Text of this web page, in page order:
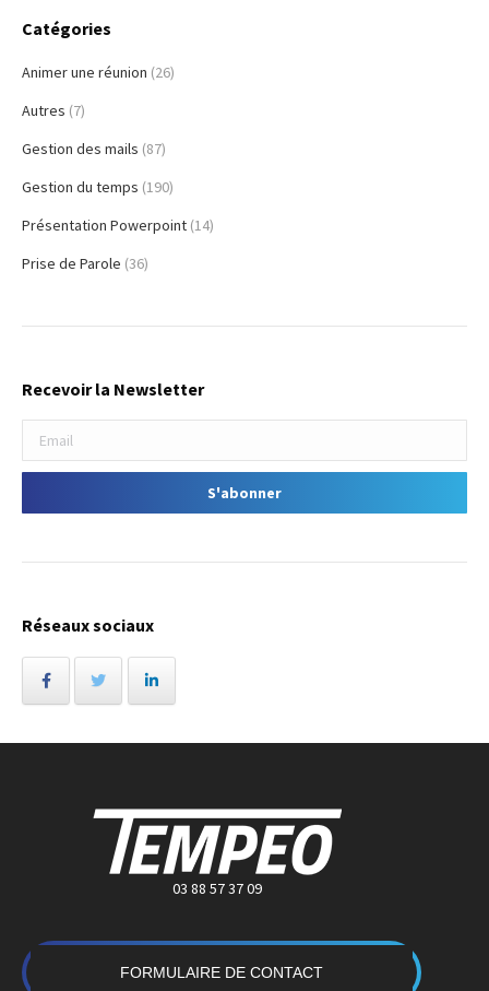
Catégories
Animer une réunion (26)
Autres (7)
Gestion des mails (87)
Gestion du temps (190)
Présentation Powerpoint (14)
Prise de Parole (36)
Recevoir la Newsletter
Réseaux sociaux
03 88 57 37 09
FORMULAIRE DE CONTACT